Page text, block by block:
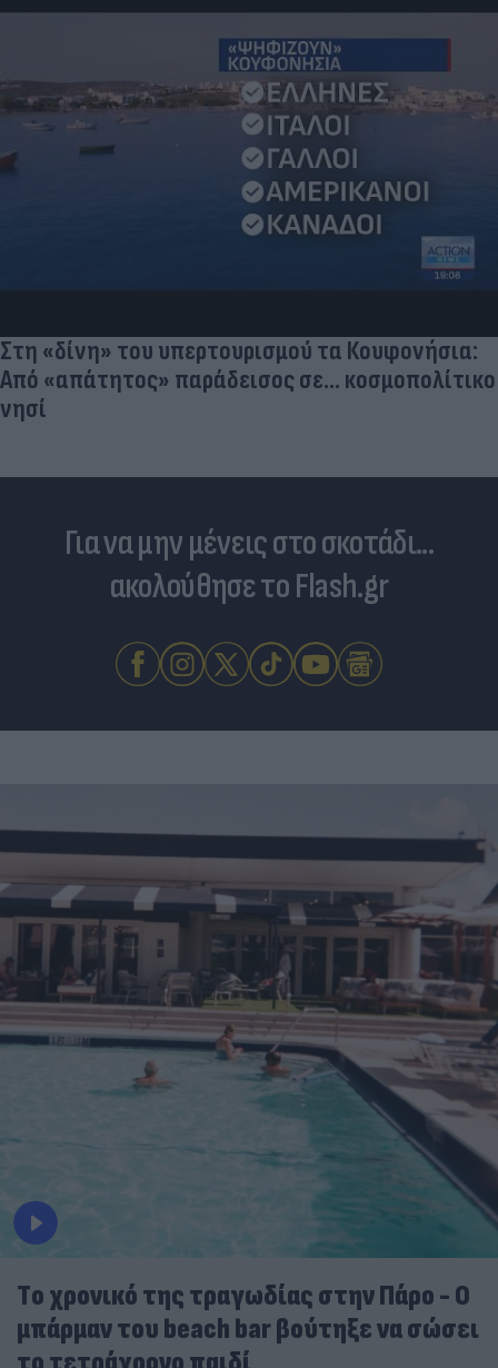
Στη «δίνη» του υπερτουρισμού τα Κουφονήσια:
Από «απάτητος» παράδεισος σε... κοσμοπολίτικο
νησί
Για να μην μένεις στο σκοτάδι...
ακολούθησε το Flash.gr
Tο χρονικό της τραγωδίας στην Πάρο - Ο
μπάρμαν του beach bar βούτηξε να σώσει